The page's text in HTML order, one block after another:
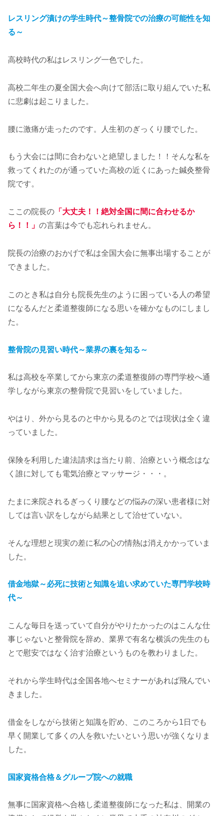
レスリング漬けの学生時代～整骨院での治療の可能性を知
る～
高校時代の私はレスリング一色でした。
高校二年生の夏全国大会へ向けて部活に取り組んでいた私
に悲劇は起こりました。
腰に激痛が走ったのです。人生初のぎっくり腰でした。
もう大会には間に合わないと絶望しました！！そんな私を
救ってくれたのが通っていた高校の近くにあった鍼灸整骨
院です。
ここの院長の 「大丈夫！！絶対全国に間に合わせるか
ら！！」 の言葉は今でも忘れられません。
院長の治療のおかげで私は全国大会に無事出場することが
できました。
このとき私は自分も院長先生のように困っている人の希望
になるんだと柔道整復師になる思いを確かなものにしまし
た。
整骨院の見習い時代～業界の裏を知る～
私は高校を卒業してから東京の柔道整復師の専門学校へ通
学しながら東京の整骨院で見習いをしていました。
やはり、外から見るのと中から見るのとでは現状は全く違
っていました。
保険を利用した違法請求は当たり前、治療という概念はな
く誰に対しても電気治療とマッサージ・・・。
たまに来院されるぎっくり腰などの悩みの深い患者様に対
しては言い訳をしながら結果として治せていない。
そんな理想と現実の差に私の心の情熱は消えかかっていま
した。
借金地獄～必死に技術と知識を追い求めていた専門学校時
代～
こんな毎日を送っていて自分がやりたかったのはこんな仕
事じゃないと整骨院を辞め、業界で有名な横浜の先生のも
とで慰安ではなく治す治療というものを教わりました。
それから学生時代は全国各地へセミナーがあれば飛んでい
きました。
借金をしながら技術と知識を貯め、このころから1日でも
早く開業して多くの人を救いたいという思いが強くなりま
した。
国家資格合格＆グループ院への就職
無事に国家資格へ合格し柔道整復師になった私は、開業の